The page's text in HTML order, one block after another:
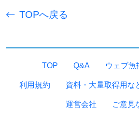
TOPへ戻る
TOP Q&A ウェブ魚
利用規約 資料・大量取得用な
運営会社 ご意見